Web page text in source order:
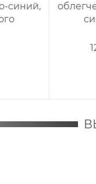
синий, зел.лого